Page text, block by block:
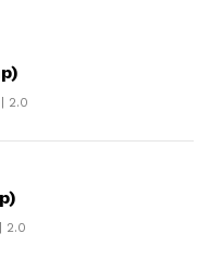
2.0
2.0